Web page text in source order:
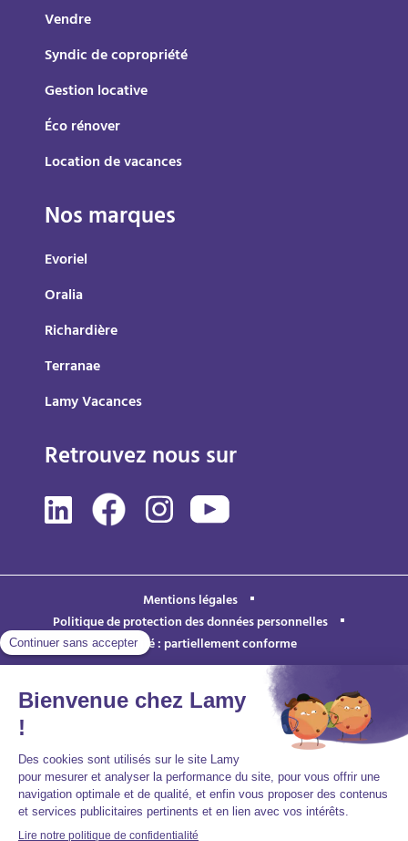
Vendre
Syndic de copropriété
Gestion locative
Éco rénover
Location de vacances
Nos marques
Evoriel
Oralia
Richardière
Terranae
Lamy Vacances
Retrouvez nous sur
Mentions légales
Politique de protection des données personnelles
Accessibilité : partiellement conforme